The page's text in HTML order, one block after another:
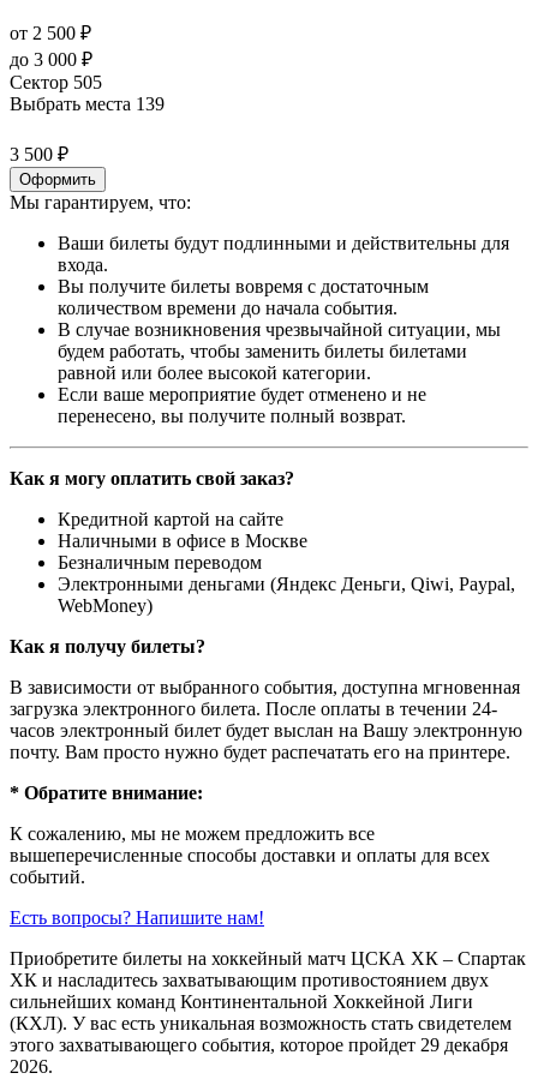
от 2 500 ₽
до 3 000 ₽
Сектор 505
Выбрать места 139
3 500 ₽
Оформить
Мы гарантируем, что:
Ваши билеты будут подлинными и действительны для
входа.
Вы получите билеты вовремя с достаточным
количеством времени до начала события.
В случае возникновения чрезвычайной ситуации, мы
будем работать, чтобы заменить билеты билетами
равной или более высокой категории.
Если ваше мероприятие будет отменено и не
перенесено, вы получите полный возврат.
Как я могу оплатить свой заказ?
Кредитной картой на сайте
Наличными в офисе в Москве
Безналичным переводом
Электронными деньгами (Яндекс Деньги, Qiwi, Paypal,
WebMoney)
Как я получу билеты?
В зависимости от выбранного события, доступна мгновенная
загрузка электронного билета. После оплаты в течении 24-
часов электронный билет будет выслан на Вашу электронную
почту. Вам просто нужно будет распечатать его на принтере.
* Обратите внимание:
К сожалению, мы не можем предложить все
вышеперечисленные способы доставки и оплаты для всех
событий.
Есть вопросы? Напишите нам!
Приобретите билеты на хоккейный матч ЦСКА ХК – Спартак
ХК и насладитесь захватывающим противостоянием двух
сильнейших команд Континентальной Хоккейной Лиги
(КХЛ). У вас есть уникальная возможность стать свидетелем
этого захватывающего события, которое пройдет 29 декабря
2026.